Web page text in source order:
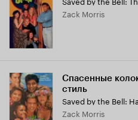
Zack Morris
Спасенные
стиль
Saved by the Bell:
Zack Morris